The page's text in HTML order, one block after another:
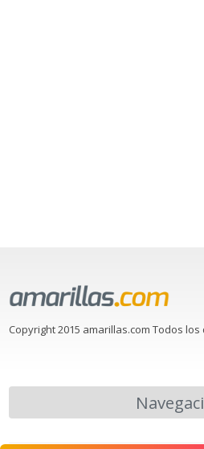
Copyright 2015 amarillas.com Todos